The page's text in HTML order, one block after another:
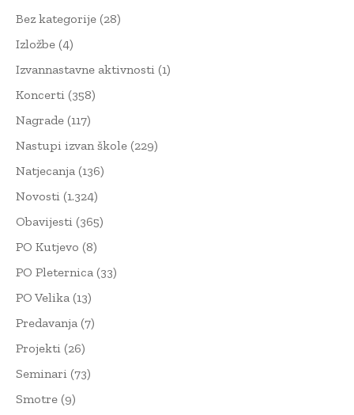
Bez kategorije (28)
Izložbe (4)
Izvannastavne aktivnosti (1)
Koncerti (358)
Nagrade (117)
Nastupi izvan škole (229)
Natjecanja (136)
Novosti (1.324)
Obavijesti (365)
PO Kutjevo (8)
PO Pleternica (33)
PO Velika (13)
Predavanja (7)
Projekti (26)
Seminari (73)
Smotre (9)